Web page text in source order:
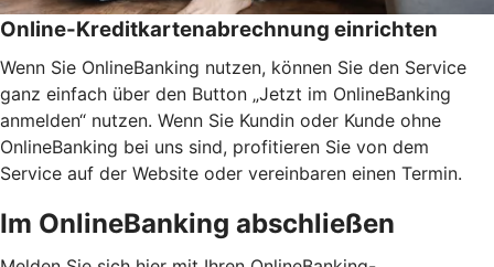
Online-Kreditkartenabrechnung einrichten
Wenn Sie OnlineBanking nutzen, können Sie den Service
ganz einfach über den Button „Jetzt im OnlineBanking
anmelden“ nutzen. Wenn Sie Kundin oder Kunde ohne
OnlineBanking bei uns sind, profitieren Sie von dem
Service auf der Website oder vereinbaren einen Termin.
Im OnlineBanking abschließen